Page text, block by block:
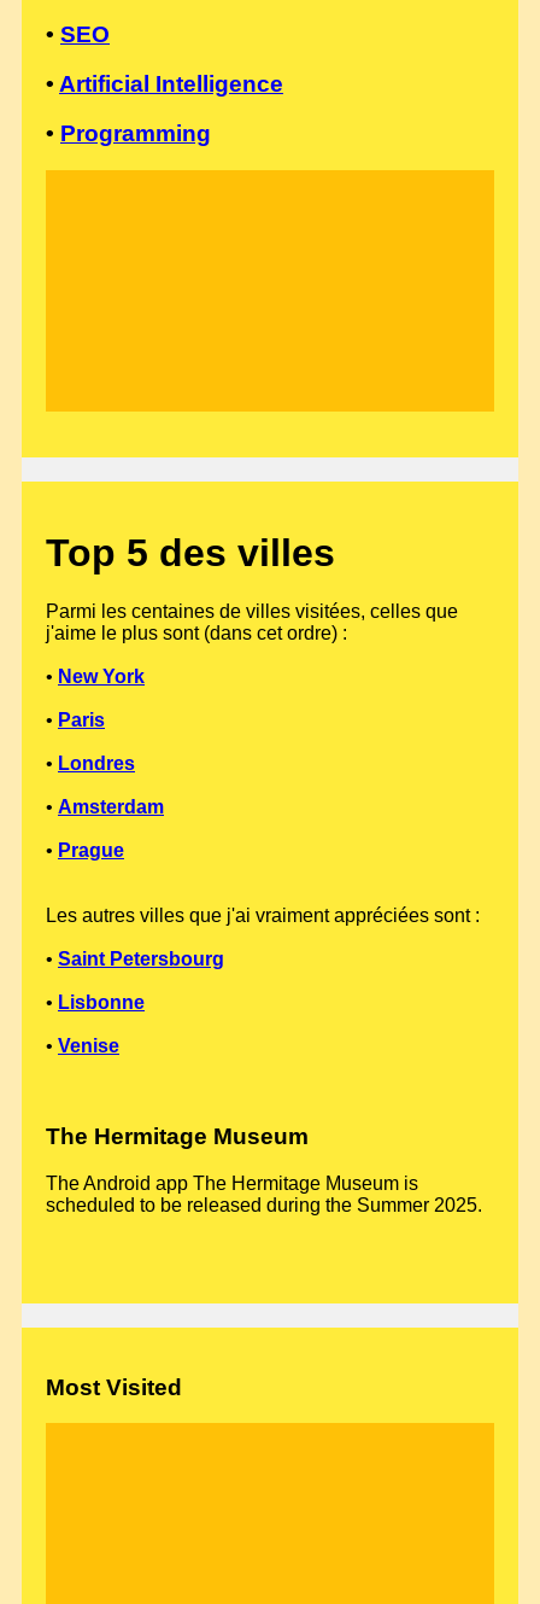
• SEO
• Artificial Intelligence
• Programming
Top 5 des villes
Parmi les centaines de villes visitées, celles que
j'aime le plus sont (dans cet ordre) :
• New York
• Paris
• Londres
• Amsterdam
• Prague
Les autres villes que j'ai vraiment appréciées sont :
• Saint Petersbourg
• Lisbonne
• Venise
The Hermitage Museum
The Android app The Hermitage Museum is
scheduled to be released during the Summer 2025.
Most Visited